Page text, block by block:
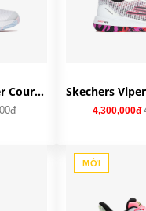
Skechers Wmns Viper Court Pro 2.0 'White Multi' 172109-WMLT
4,300,000đ
MỚI